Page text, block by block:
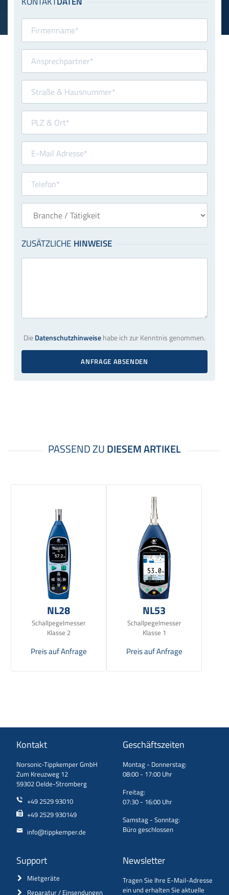
DieDatenschutzhinweisehabe ich zur Kenntnis genommen.
ANFRAGE ABSENDEN
NL28
Schallpegelmesser
Klasse 2
Preis auf Anfrage
NL53
Schallpegelmesser
Klasse 1
Preis auf Anfrage
Kontakt
Norsonic-Tippkemper GmbH
Zum Kreuzweg 12
59302 Oelde-Stromberg
+49 2529 93010
+49 2529 930149
info@tippkemper.de
Geschäftszeiten
Montag - Donnerstag:
08:00 - 17:00 Uhr
Freitag:
07:30 - 16:00 Uhr
Samstag - Sonntag:
Büro geschlossen
Support
Mietgeräte
Reparatur / Einsendungen
Newsletter
Tragen Sie Ihre E-Mail-Adresse
ein und erhalten Sie aktuelle